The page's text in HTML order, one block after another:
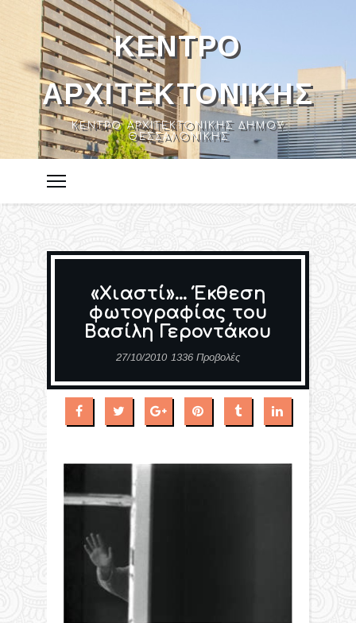
ΚΈΝΤΡΟ
ΑΡΧΙΤΕΚΤΟΝΙΚΉΣ
ΚΈΝΤΡΟ ΑΡΧΙΤΕΚΤΟΝΙΚΉΣ ΔΉΜΟΥ
ΘΕΣΣΑΛΟΝΊΚΗΣ
«Χιαστί»… Έκθεση
φωτογραφίας του
Βασίλη Γεροντάκου
27/10/2010 1336 Προβολές